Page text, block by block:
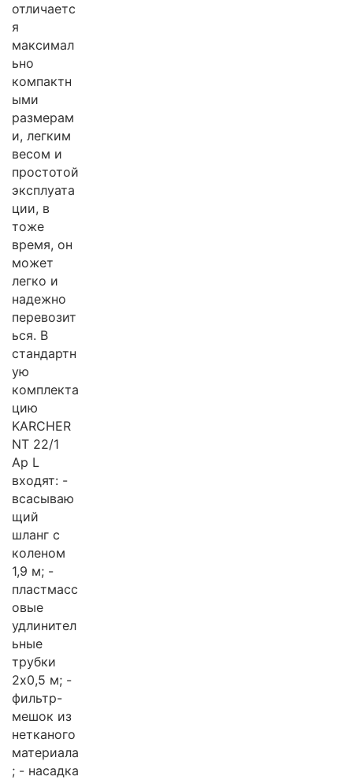
отличаетс
я
максимал
ьно
компактн
ыми
размерам
и, легким
весом и
простотой
эксплуата
ции, в
тоже
время, он
может
легко и
надежно
перевозит
ься. В
стандартн
ую
комплекта
цию
KARCHER
NT 22/1
Ap L
входят: -
всасываю
щий
шланг с
коленом
1,9 м; -
пластмасс
овые
удлинител
ьные
трубки
2x0,5 м; -
фильтр-
мешок из
нетканого
материала
; - насадка